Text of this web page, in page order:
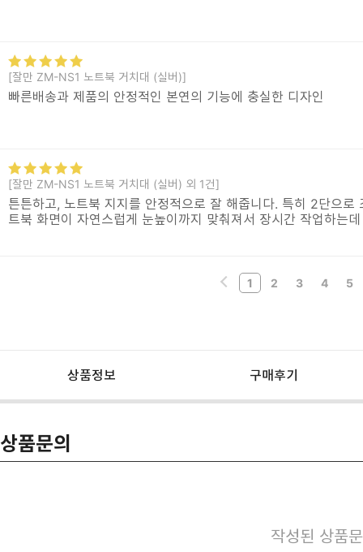
[잘만 ZM-NS1 노트북 거치대 (실버)]
빠른배송과 제품의 안정적인 본연의 기능에 충실한 디자인
[잘만 ZM-NS1 노트북 거치대 (실버) 외 1건]
튼튼하고, 노트북 지지를 안정적으로 잘 해줍니다. 특히 2단으
트북 화면이 자연스럽게 눈높이까지 맞춰져서 장시간 작업하는
1 2 3 4 5
상품정보 구매후기
상품문의
작성된 상품